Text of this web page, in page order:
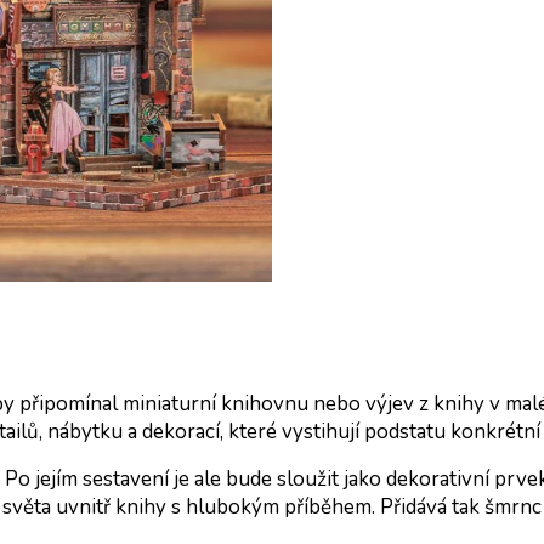
připomínal miniaturní knihovnu nebo výjev z knihy v
nábytku a dekorací, které vystihují podstatu
jejím sestavení je ale bude sloužit jako dekorativní
uvnitř knihy s hlubokým příběhem. Přidává tak